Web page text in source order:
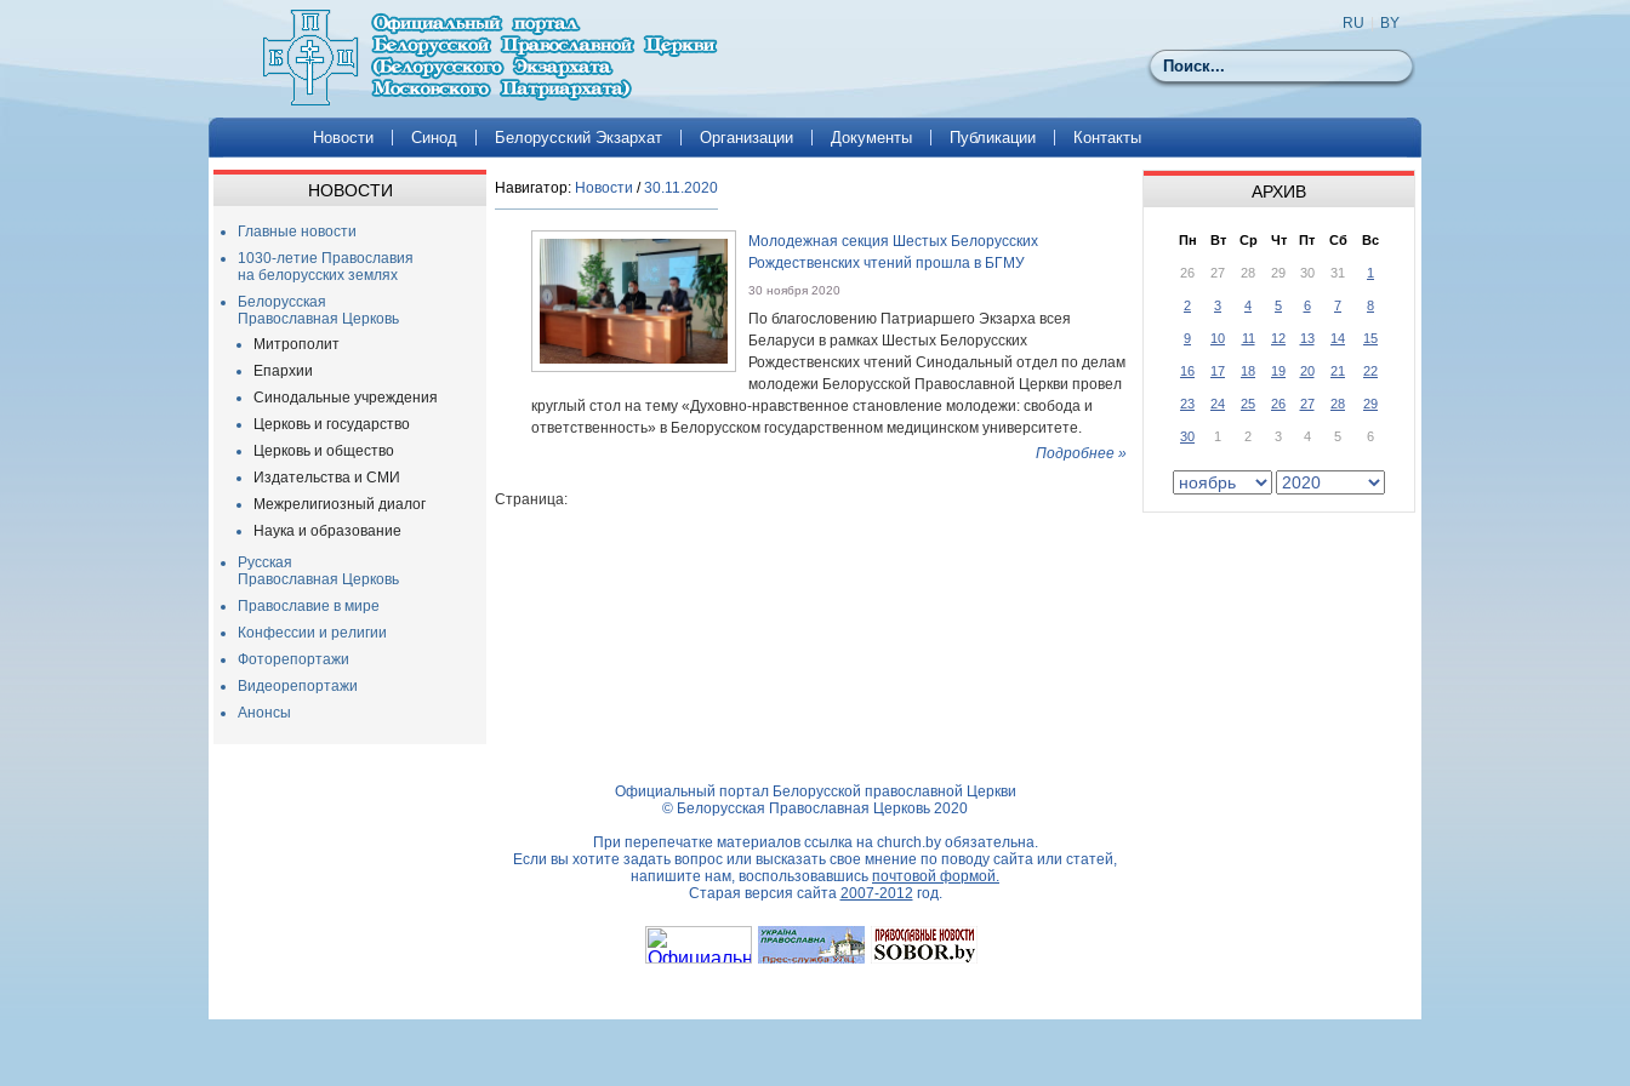
Поиск
RU BY
Новости Синод Белорусский Экзархат Организации Документы Публикации Контакты
НОВОСТИ
Главные новости
1030-летие Православия
на белорусских землях
Белорусская
Православная Церковь
Митрополит
Епархии
Синодальные учреждения
Церковь и государство
Церковь и общество
Издательства и СМИ
Межрелигиозный диалог
Наука и образование
Русская
Православная Церковь
Православие в мире
Конфессии и религии
Фоторепортажи
Видеорепортажи
Анонсы
Навигатор: Новости /30.11.2020
Молодежная секция Шестых Белорусских
Рождественских чтений прошла в БГМУ
30 ноября 2020
По благословению Патриаршего Экзарха всея
Беларуси в рамках Шестых Белорусских
Рождественских чтений Синодальный отдел по делам
молодежи Белорусской Православной Церкви провел
круглый стол на тему «Духовно-нравственное становление молодежи: свобода и
ответственность» в Белорусском государственном медицинском университете.
Подробнее »
Страница:
АРХИВ
Пн Вт Ср Чт Пт Сб Вс
26 27 28 29 30 31 1
2 3 4 5 6 7 8
9 10 11 12 13 14 15
16 17 18 19 20 21 22
23 24 25 26 27 28 29
30 1 2 3 4 5 6
Официальный портал Белорусской православной Церкви
© Белорусская Православная Церковь 2020
При перепечатке материалов ссылка на church.byобязательна.
Если вы хотите задать вопрос или высказать свое мнение по поводу сайта или статей,
напишите нам, воспользовавшись почтовой формой.
Старая версия сайта 2007-2012 год.